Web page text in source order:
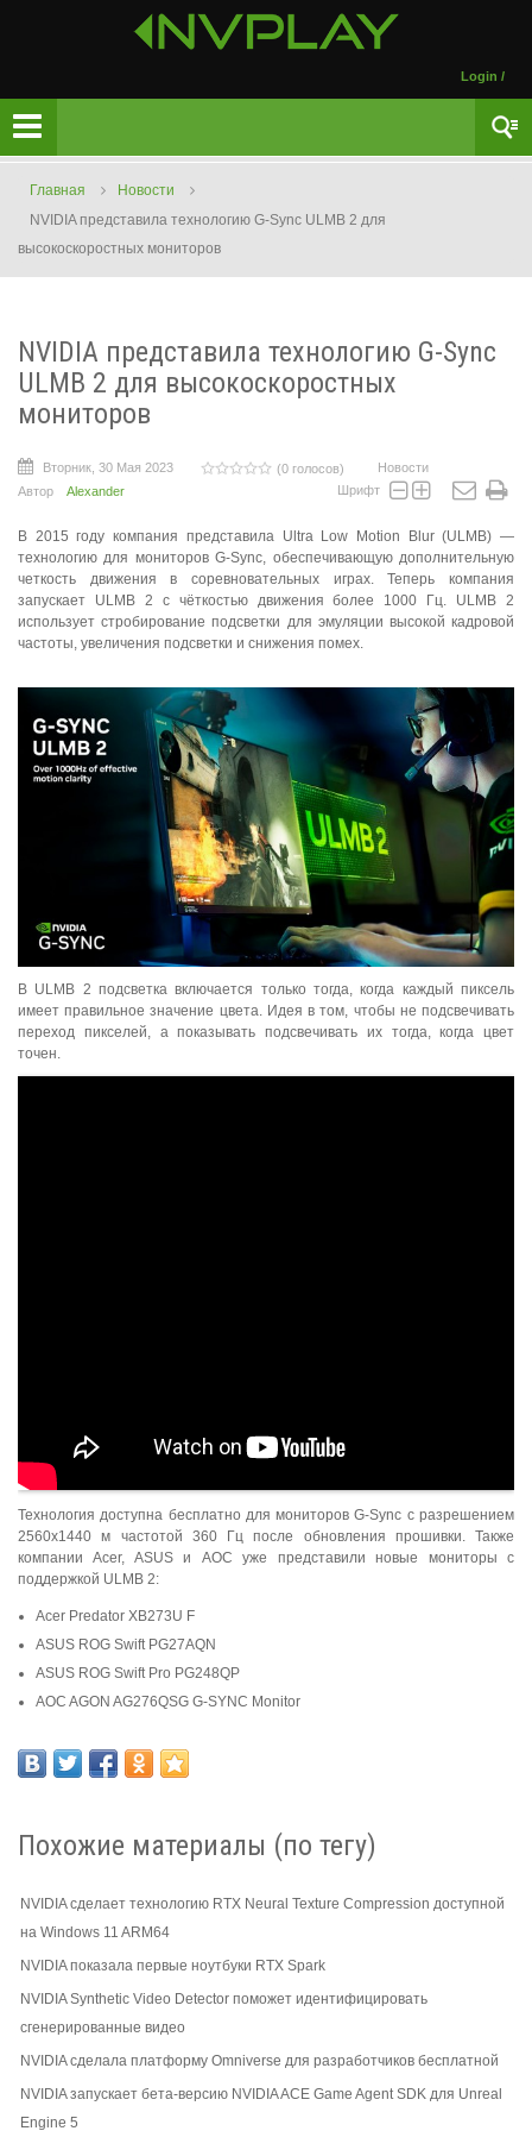
Login /
Главная
Новости
NVIDIA представила технологию G-Sync ULMB 2 для
высокоскоростных мониторов
NVIDIA представила технологию G-Sync
ULMB 2 для высокоскоростных
мониторов
Вторник, 30 Мая 2023 (0 голосов)
Новости
Автор
Alexander Шрифт
В 2015 году компания представила Ultra Low Motion Blur (ULMB) —
технологию для мониторов G-Sync, обеспечивающую дополнительную
четкость движения в соревновательных играх. Теперь компания
запускает ULMB 2 с чёткостью движения более 1000 Гц. ULMB 2
использует стробирование подсветки для эмуляции высокой кадровой
частоты, увеличения подсветки и снижения помех.
В ULMB 2 подсветка включается только тогда, когда каждый пиксель
имеет правильное значение цвета. Идея в том, чтобы не подсвечивать
переход пикселей, а показывать подсвечивать их тогда, когда цвет
точен.
Технология доступна бесплатно для мониторов G-Sync с разрешением
2560x1440 м частотой 360 Гц после обновления прошивки. Также
компании Acer, ASUS и AOC уже представили новые мониторы с
поддержкой ULMB 2:
Acer Predator XB273U F
ASUS ROG Swift PG27AQN
ASUS ROG Swift Pro PG248QP
AOC AGON AG276QSG G-SYNC Monitor
Похожие материалы (по тегу)
NVIDIA сделает технологию RTX Neural Texture Compression доступной
на Windows 11 ARM64
NVIDIA показала первые ноутбуки RTX Spark
NVIDIA Synthetic Video Detector поможет идентифицировать
сгенерированные видео
NVIDIA сделала платформу Omniverse для разработчиков бесплатной
NVIDIA запускает бета-версию NVIDIA ACE Game Agent SDK для Unreal
Engine 5